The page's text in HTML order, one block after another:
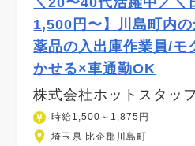
1,500円〜】川島町内
薬品の入出庫作業員/モ
かせる×車通勤OK
株式会社ホットスタッ
時給1,500～1,875円
埼玉県 比企郡川島町